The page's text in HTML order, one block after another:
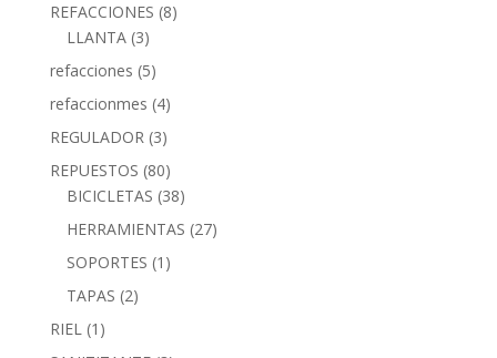
REFACCIONES (8)
LLANTA (3)
refacciones (5)
refaccionmes (4)
REGULADOR (3)
REPUESTOS (80)
BICICLETAS (38)
HERRAMIENTAS (27)
SOPORTES (1)
TAPAS (2)
RIEL (1)